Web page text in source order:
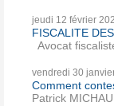
jeudi 12 février
FISCALITE
Avocat
vendredi 30
Comment
Patrick